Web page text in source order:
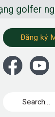
dư
Đăng ký